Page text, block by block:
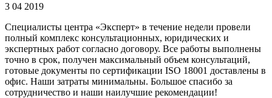
3 04 2019
Специалисты центра «Эксперт» в течение недели провели
полный комплекс консультационных, юридических и
экспертных работ согласно договору. Все работы выполнены
точно в срок, получен максимальный объем консультаций,
готовые документы по сертификации ISO 18001 доставлены в
офис. Наши затраты минимальны. Большое спасибо за
сотрудничество и наши наилучшие рекомендации!